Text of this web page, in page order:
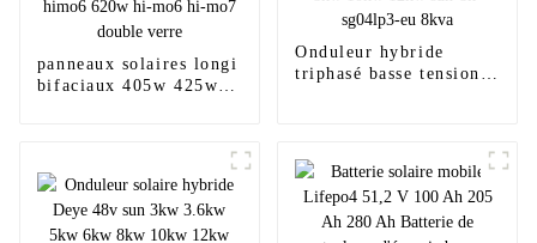
panneaux solaires longi
bifaciaux 405w 425w
verre
Onduleur hybride
triphasé basse tension